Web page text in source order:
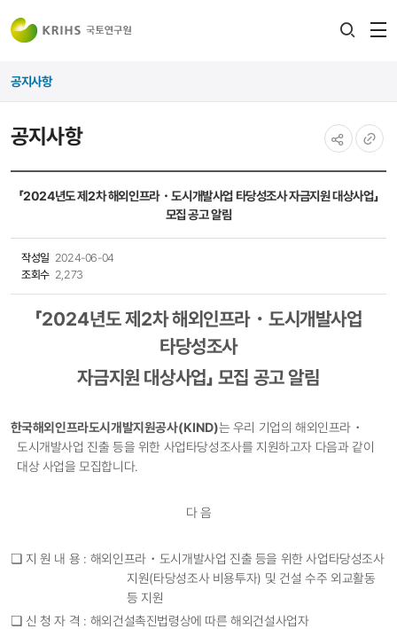
공지사항
공지사항
복사
「2024년도 제2차 해외인프라・도시개발사업 타당성조사 자금지원 대상사업」
모집 공고 알림
작성일 2024-06-04
조회수 2,273
「2024년도 제 2차 해외인프라・ 도시개발사업
타당성조사
자금지원 대상사업」 모집 공고 알림
한국해외인프라도시개발지원공사(KIND)는 우리 기업의 해외인프라 ・
도시개발사업 진출 등을 위한 사업타당성조사를 지원하고자 다음과 같이
대상 사업을 모집합니다.
다 음
❏ 지 원 내 용 : 해외인프라・ 도시개발사업 진출 등을 위한 사업타당성조사
지원(타당성조사 비용투자) 및 건설 수주 외교활동
등 지원
❏ 신 청 자 격 : 해외건설촉진법령상에 따른 해외건설사업자